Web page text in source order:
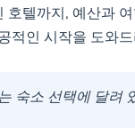
합리적인
합합니다.
실용적인
호텔까지, 예산과
적인 시작을 도와
숙소 선택에 달려